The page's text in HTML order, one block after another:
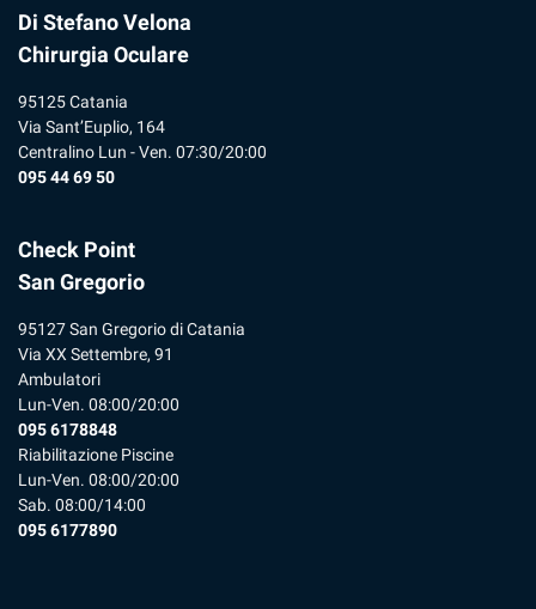
Di Stefano Velona
Chirurgia Oculare
95125 Catania
Via Sant’Euplio, 164
Centralino Lun - Ven. 07:30/20:00
095 44 69 50
Check Point
San Gregorio
95127 San Gregorio di Catania
Via XX Settembre, 91
Ambulatori
Lun-Ven. 08:00/20:00
095 6178848
Riabilitazione Piscine
Lun-Ven. 08:00/20:00
Sab. 08:00/14:00
095 6177890